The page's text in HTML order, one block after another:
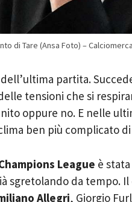
di Tare (Ansa Foto) –
partita.
tensioni che si
oppure no. E nelle
ben più complicato
League è
sgretolando da tempo.
Allegri, Giorgio